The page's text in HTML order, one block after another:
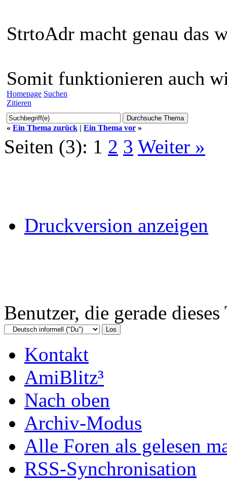
StrtoAdr macht genau das
Somit funktionieren auch
Homepage Suchen
Zitieren
« Ein Thema zurück | Ein Thema vor »
Seiten (3): 1 2 3 Weiter »
Druckversion anzeigen
Benutzer, die gerade
Kontakt
AmiBlitz³
Nach oben
Archiv-Modus
Alle Foren als gelesen
RSS-Synchronisation